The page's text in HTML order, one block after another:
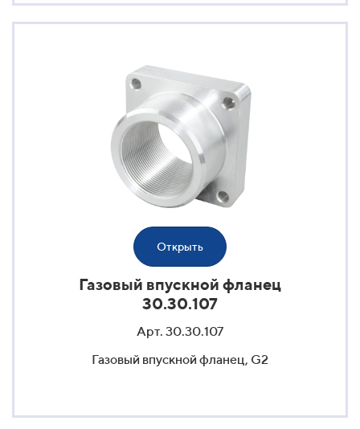
Открыть
Газовый впускной фланец
30.30.107
Арт. 30.30.107
Газовый впускной фланец, G2